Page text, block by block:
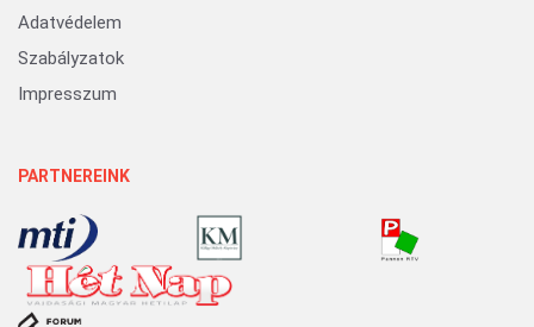
Adatvédelem
Szabályzatok
Impresszum
PARTNEREINK